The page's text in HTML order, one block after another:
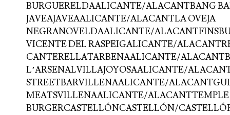
BURGUERELDAALICANTE/ALACANTBANG
JAVEAJAVEAALICANTE/ALACANTLA OVEJA
NEGRANOVELDAALICANTE/
VICENTE DEL RASPEIGALICANTE/
CANTERELLATARBENAALICANTE/
L’ARSENALVILLAJOYOSAALICANTE/
STREETBARVILLENAALICANTE/
MEATSVILLENAALICANTE/ALACANTTEMPLE
BURGERCASTELLÓNCASTELLÓN/